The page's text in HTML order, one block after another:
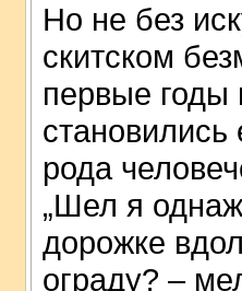
Но не без
скитском
первые годы
рода
„Шел я
дорожке
ограду? –